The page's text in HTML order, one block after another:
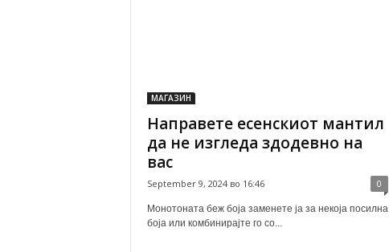
МАГАЗИН
Направете есенскиот мантил
да не изгледа здодевно на
вас
September 9, 2024 во 16:46 0
Монотоната беж боја заменете ја за некоја посилна
боја или комбинирајте го со...